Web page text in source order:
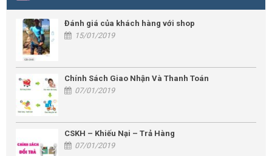
Đánh giá của khách hàng với shop
15/01/2019
Chính Sách Giao Nhận Và Thanh Toán
07/01/2019
CSKH – Khiếu Nại – Trả Hàng
07/01/2019